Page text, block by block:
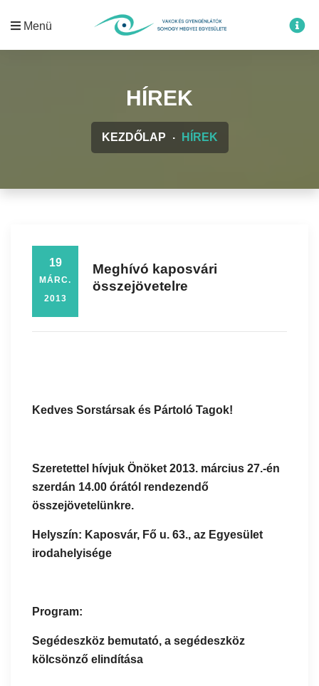
Menü
HÍREK
KEZDŐLAP HÍREK
19
MÁRC.
2013
Meghívó kaposvári
összejövetelre
Kedves Sorstársak és Pártoló Tagok!
Szeretettel hívjuk Önöket 2013. március 27.-én
szerdán 14.00 órától rendezendő
összejövetelünkre.
Helyszín: Kaposvár, Fő u. 63., az Egyesület
irodahelyisége
Program:
Segédeszköz bemutató, a segédeszköz
kölcsönző elindítása